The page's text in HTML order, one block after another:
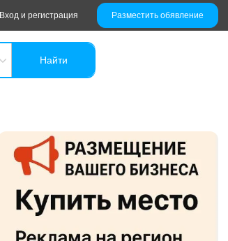
Вход и регистрация Разместить обявление
Найти